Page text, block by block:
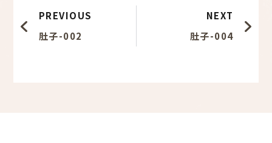
PREVIOUS
肚子-002
NEXT
肚子-004